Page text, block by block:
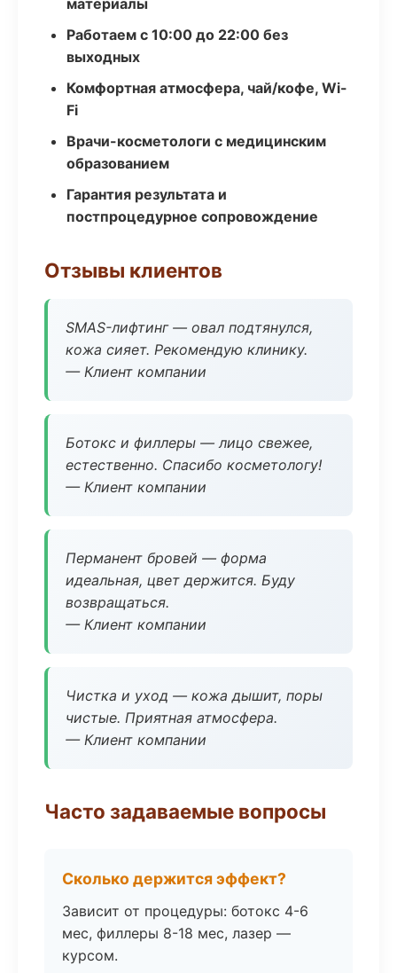
материалы
Работаем с 10:00 до 22:00 без
выходных
Комфортная атмосфера, чай/кофе, Wi-
Fi
Врачи-косметологи с медицинским
образованием
Гарантия результата и
постпроцедурное сопровождение
Отзывы клиентов
SMAS-лифтинг — овал подтянулся,
кожа сияет. Рекомендую клинику.
— Клиент компании
Ботокс и филлеры — лицо свежее,
естественно. Спасибо косметологу!
— Клиент компании
Перманент бровей — форма
идеальная, цвет держится. Буду
возвращаться.
— Клиент компании
Чистка и уход — кожа дышит, поры
чистые. Приятная атмосфера.
— Клиент компании
Часто задаваемые вопросы
Сколько держится эффект?
Зависит от процедуры: ботокс 4-6
мес, филлеры 8-18 мес, лазер —
курсом.